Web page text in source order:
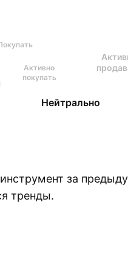
Активно
покупать
Нейтрально
за
тренды.